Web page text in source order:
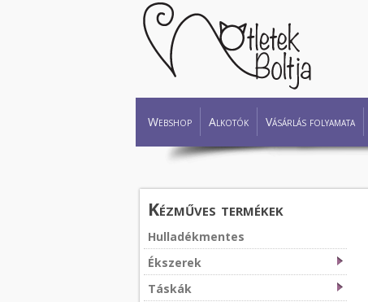
Webshop Alkotók Vásárlás folyamata
Kézműves termékek
Hulladékmentes
Ékszerek
Táskák